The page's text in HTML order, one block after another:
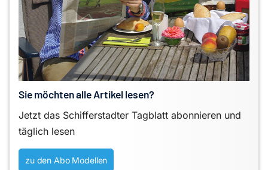
Sie möchten alle Artikel lesen?
Jetzt das Schifferstadter Tagblatt abonnieren und
täglich lesen
zu den Abo Modellen